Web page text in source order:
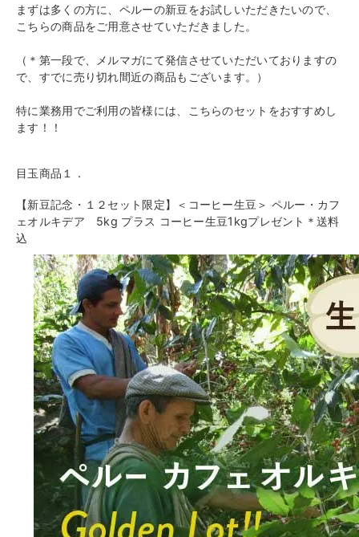
まずは多くの方に、ペルーの新豆をお試しいただきたいので、
こちらの商品をご用意させていただきました。
（＊第一段で、メルマガにて発信させていただいておりますの
で、すでに売り切れ間近の商品もございます。）
特に業務用でご利用の皆様には、こちらのセットをおすすめし
ます！！
目玉商品１．
【新豆記念・１２セット限定】＜コーヒー生豆＞ ペルー・カフ
ェオルキデア 5kg プラス コーヒー生豆1kgプレゼント＊送料
込